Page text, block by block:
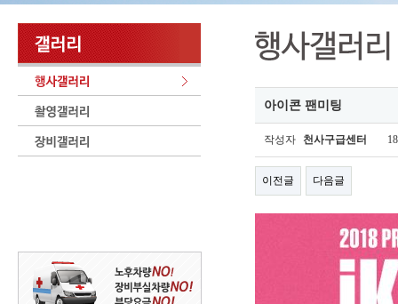
아이콘 팬미팅
작성자 천사구급센터
이전글 다음글